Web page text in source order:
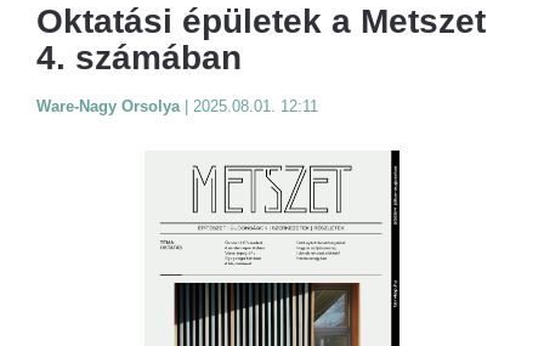
Oktatási épületek a Metszet
4. számában
Ware-Nagy Orsolya 2025.08.01. 12:11